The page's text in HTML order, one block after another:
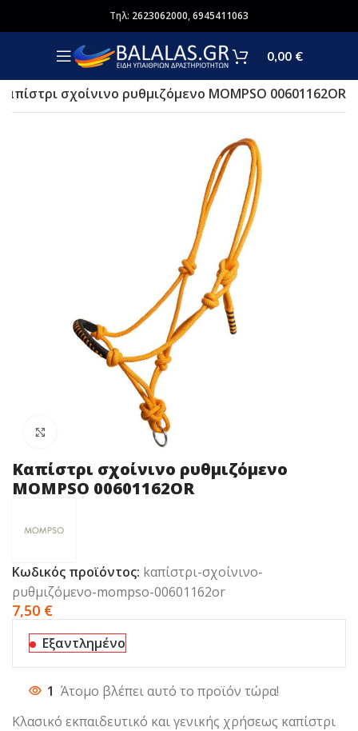
Τηλ: 2623062000,6945411063
0,00 €
σχοίνινο ρυθμιζόμενο MOMPSO 00601162OR
Kαπίστρι σχοίνινο ρυθμιζόμενο
MOMPSO 00601162OR
Κωδικός προϊόντος: kαπίστρι-σχοίνινο-
ρυθμιζόμενο-mompso-00601162or
7,50 €
Εξαντλημένο
1 Άτομο βλέπει αυτό το προϊόν τώρα!
Κλασικό εκπαιδευτικό και γενικής χρήσεως καπίστρι